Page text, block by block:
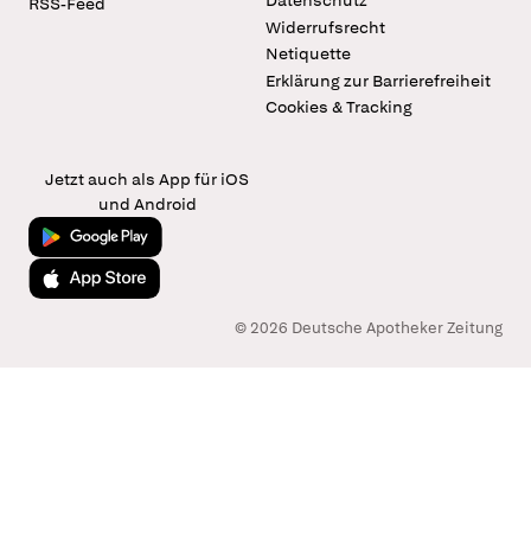
Widerrufsrecht
Netiquette
Erklärung zur Barrierefreiheit
Cookies & Tracking
Jetzt auch als App für iOS
und Android
Jetzt bei Google Play
Laden im App Store
© 2026 Deutsche Apotheker Zeitung